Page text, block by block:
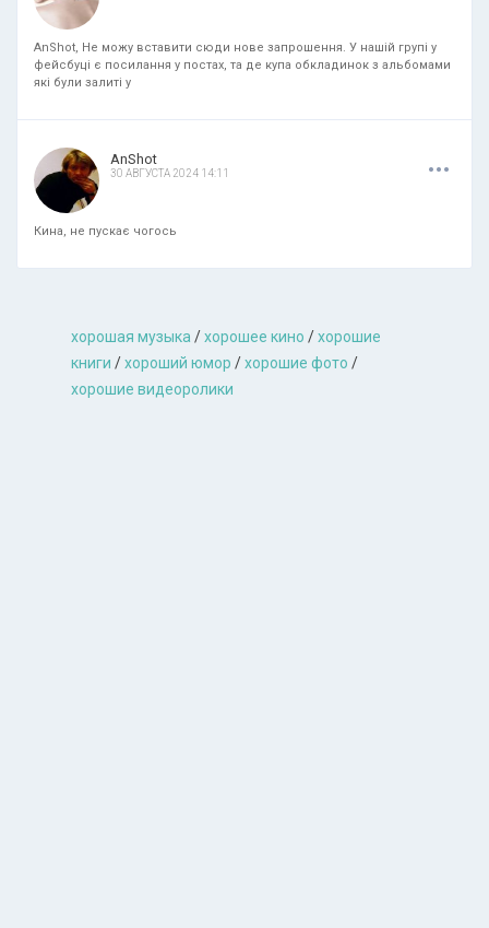
AnShot, Не можу вставити сюди нове запрошення. У нашій групі у
фейсбуці є посилання у постах, та де купа обкладинок з альбомами
які були залиті у
AnShot
30 АВГУСТА 2024 14:11 ...
Кина, не пускає чогось
хорошая музыкa/хорошее кино /хорошие
книги /хороший юмор /хорошие фото /
хорошие видеоролики